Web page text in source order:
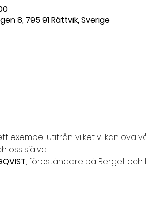
8, 795 91 Rättvik, Sverige
exempel utifrån vilket vi kan öva
oss själva.
,föreståndare på Berget och